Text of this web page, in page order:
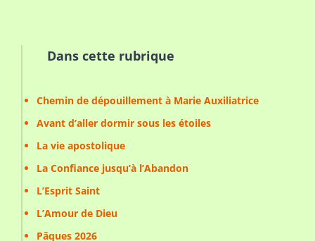
Dans cette rubrique
Chemin de dépouillement à Marie Auxiliatrice
Avant d’aller dormir sous les étoiles
La vie apostolique
La Confiance jusqu’à l’Abandon
L’Esprit Saint
L’Amour de Dieu
Pâques 2026